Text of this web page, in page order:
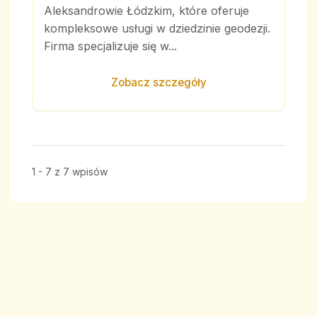
Aleksandrowie Łódzkim, które oferuje
kompleksowe usługi w dziedzinie geodezji.
Firma specjalizuje się w...
Zobacz szczegóły
1 - 7 z 7 wpisów